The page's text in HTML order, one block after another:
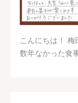
こんにちは！ 梅
数年なかった食